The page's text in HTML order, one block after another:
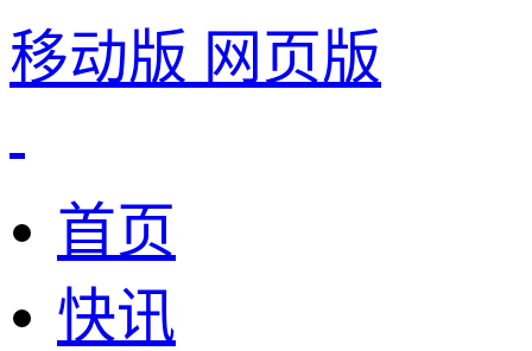
移动版 网页版
首页
快讯